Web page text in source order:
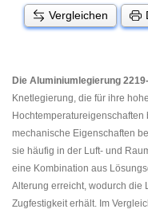
Vergleichen
Die Aluminiumlegierung
Knetlegierung, die für ihre
mechanische Eigenschaften
sie häufig in der Luft- und
eine Kombination aus
Alterung erreicht, wodurch die
Zugfestigkeit erhält. Im